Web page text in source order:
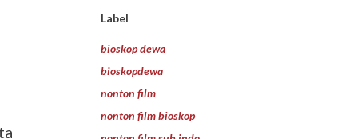
Label
bioskop dewa
bioskopdewa
nonton film
nonton film bioskop